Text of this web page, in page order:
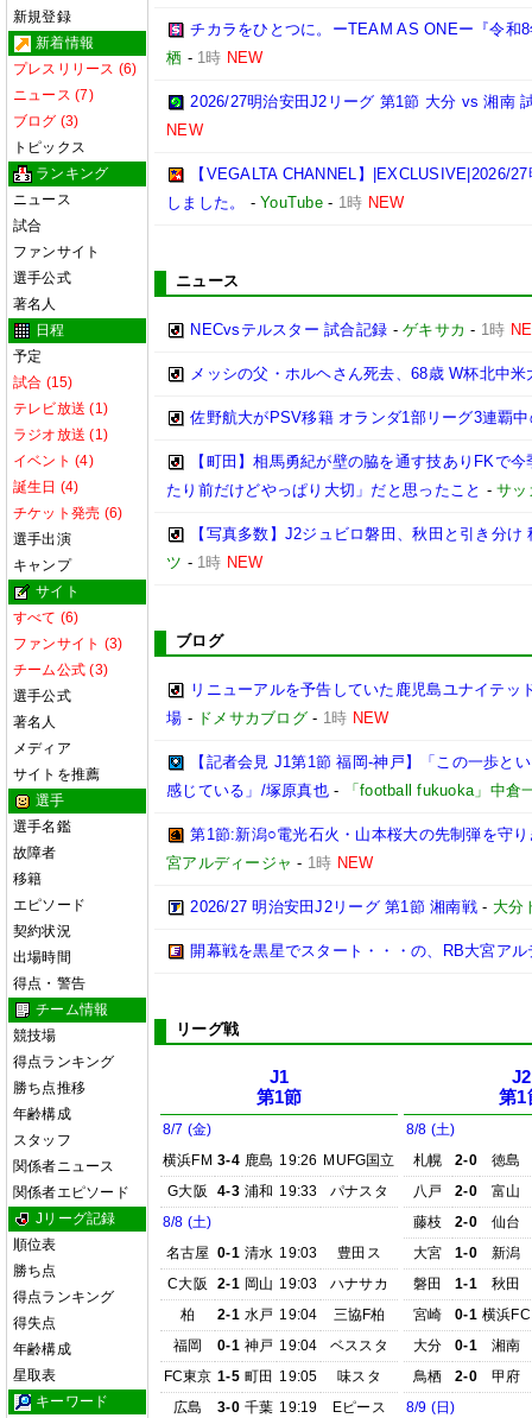
新規登録
新着情報
プレスリリース (6)
ニュース (7)
ブログ (3)
トピックス
ランキング
ニュース
試合
ファンサイト
選手公式
著名人
日程
予定
試合 (15)
テレビ放送 (1)
ラジオ放送 (1)
イベント (4)
誕生日 (4)
チケット発売 (6)
選手出演
キャンプ
サイト
すべて (6)
ファンサイト (3)
チーム公式 (3)
選手公式
著名人
メディア
サイトを推薦
選手
選手名鑑
故障者
移籍
エピソード
契約状況
出場時間
得点・警告
チーム情報
競技場
得点ランキング
勝ち点推移
年齢構成
スタッフ
関係者ニュース
関係者エピソード
Jリーグ記録
順位表
勝ち点
得点ランキング
得失点
年齢構成
星取表
キーワード
チカラをひとつに。ーTEAM AS ONEー『令和
栖 - 1時 NEW
2026/27明治安田J2リーグ 第1節 大分 vs 湘南
NEW
【VEGALTA CHANNEL】|EXCLUSIVE|2026/
しました。
-YouTube - 1時 NEW
ニュース
NECvsテルスター 試合記録 -ゲキサカ - 1時
メッシの父・ホルヘさん死去、68歳 W杯北中
佐野航大がPSV移籍 オランダ1部リーグ3連覇
【町田】相馬勇紀が壁の脇を通す技ありFKで
たり前だけどやっぱり大切」だと思ったこと -サッ
【写真多数】J2ジュビロ磐田、秋田と引き分
ツ - 1時 NEW
ブログ
リニューアルを予告していた鹿児島ユナイテッ
場 - ドメサカブログ- 1時 NEW
【記者会見 J1第1節 福岡-神戸】「この一歩と
感じている」/塚原真也- 「football fukuoka」中倉
第1節:新潟○電光石火・山本桜大の先制弾を守
宮アルディージャ - 1時 NEW
2026/27 明治安田J2リーグ 第1節 湘南戦- 大分
開幕戦を黒星でスタート・・・の、RB大宮ア
リーグ戦
J1
第1節
8/7 (金)
横浜FM 3-4 鹿島 19:26 MUFG国立
G大阪
4-3 浦和 19:33
パナスタ
8/8 (土)
名古屋 0-1 清水 19:03
豊田ス
C大阪
2-1 岡山 19:03
ハナサカ
柏
2-1 水戸 19:04
三協F柏
福岡
0-1 神戸 19:04
ベススタ
FC東京 1-5 町田 19:05
味スタ
広島
3-0 千葉 19:19
Eピース
J2
第1
8/8 (土)
札幌
2-0
徳島
八戸
2-0
富山
藤枝
2-0
仙台
大宮
1-0
新潟
磐田
1-1
秋田
宮崎
0-1 横浜FC
大分
0-1
湘南
鳥栖
2-0
甲府
8/9 (日)